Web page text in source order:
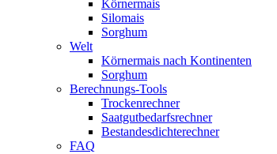
Körnermais
Silomais
Sorghum
Welt
Körnermais nach Kontinenten
Sorghum
Berechnungs-Tools
Trockenrechner
Saatgutbedarfsrechner
Bestandesdichterechner
FAQ